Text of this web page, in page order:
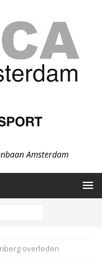
Amsterdam
overleden